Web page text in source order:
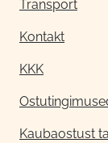
Transport
Kontakt
KKK
Kaubaostust